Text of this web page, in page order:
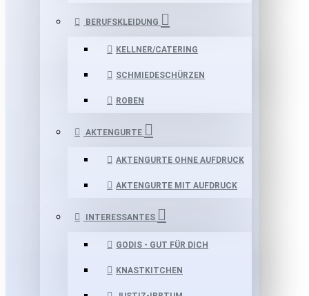
BERUFSKLEIDUNG
KELLNER/CATERING
SCHMIEDESCHÜRZEN
ROBEN
AKTENGURTE
AKTENGURTE OHNE AUFDRUCK
AKTENGURTE MIT AUFDRUCK
INTERESSANTES
GODIS - GUT FÜR DICH
KNASTKITCHEN